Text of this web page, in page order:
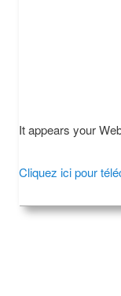
It appears your
Cliquez ici pour